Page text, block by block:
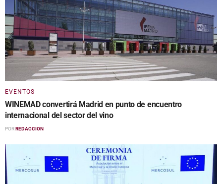
EVENTOS
WINEMAD convertirá Madrid en punto de encuentro
internacional del sector del vino
PORREDACCION